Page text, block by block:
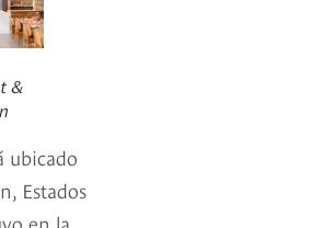
&
ubicado
Estados
en la